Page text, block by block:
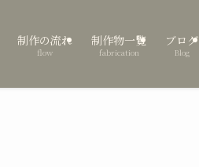
制作の流れ
flow
制作物一覧
fabrication
ブログ
Blog